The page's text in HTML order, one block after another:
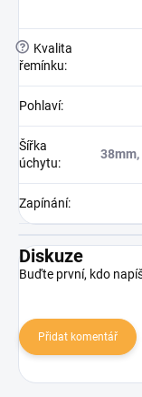
?
Kvalita
řemínku:
Pohlaví:
Šířka
úchytu:
38mm,
Zapínání:
Diskuze
Buďte první, kdo
Přidat komentář